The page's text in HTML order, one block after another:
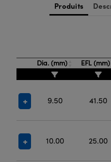
Produits
Dia. (mm) EFL (mm)
9.50 41.50
10.00 25.00